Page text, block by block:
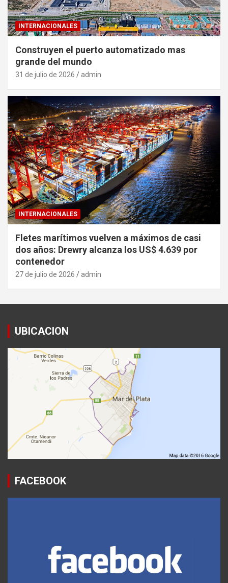
INTERNACIONALES
Construyen el puerto automatizado mas
grande del mundo
31 de julio de 2026 admin
INTERNACIONALES
Fletes marítimos vuelven a máximos de casi
dos años: Drewry alcanza los US$ 4.639 por
contenedor
27 de julio de 2026 admin
UBICACION
FACEBOOK